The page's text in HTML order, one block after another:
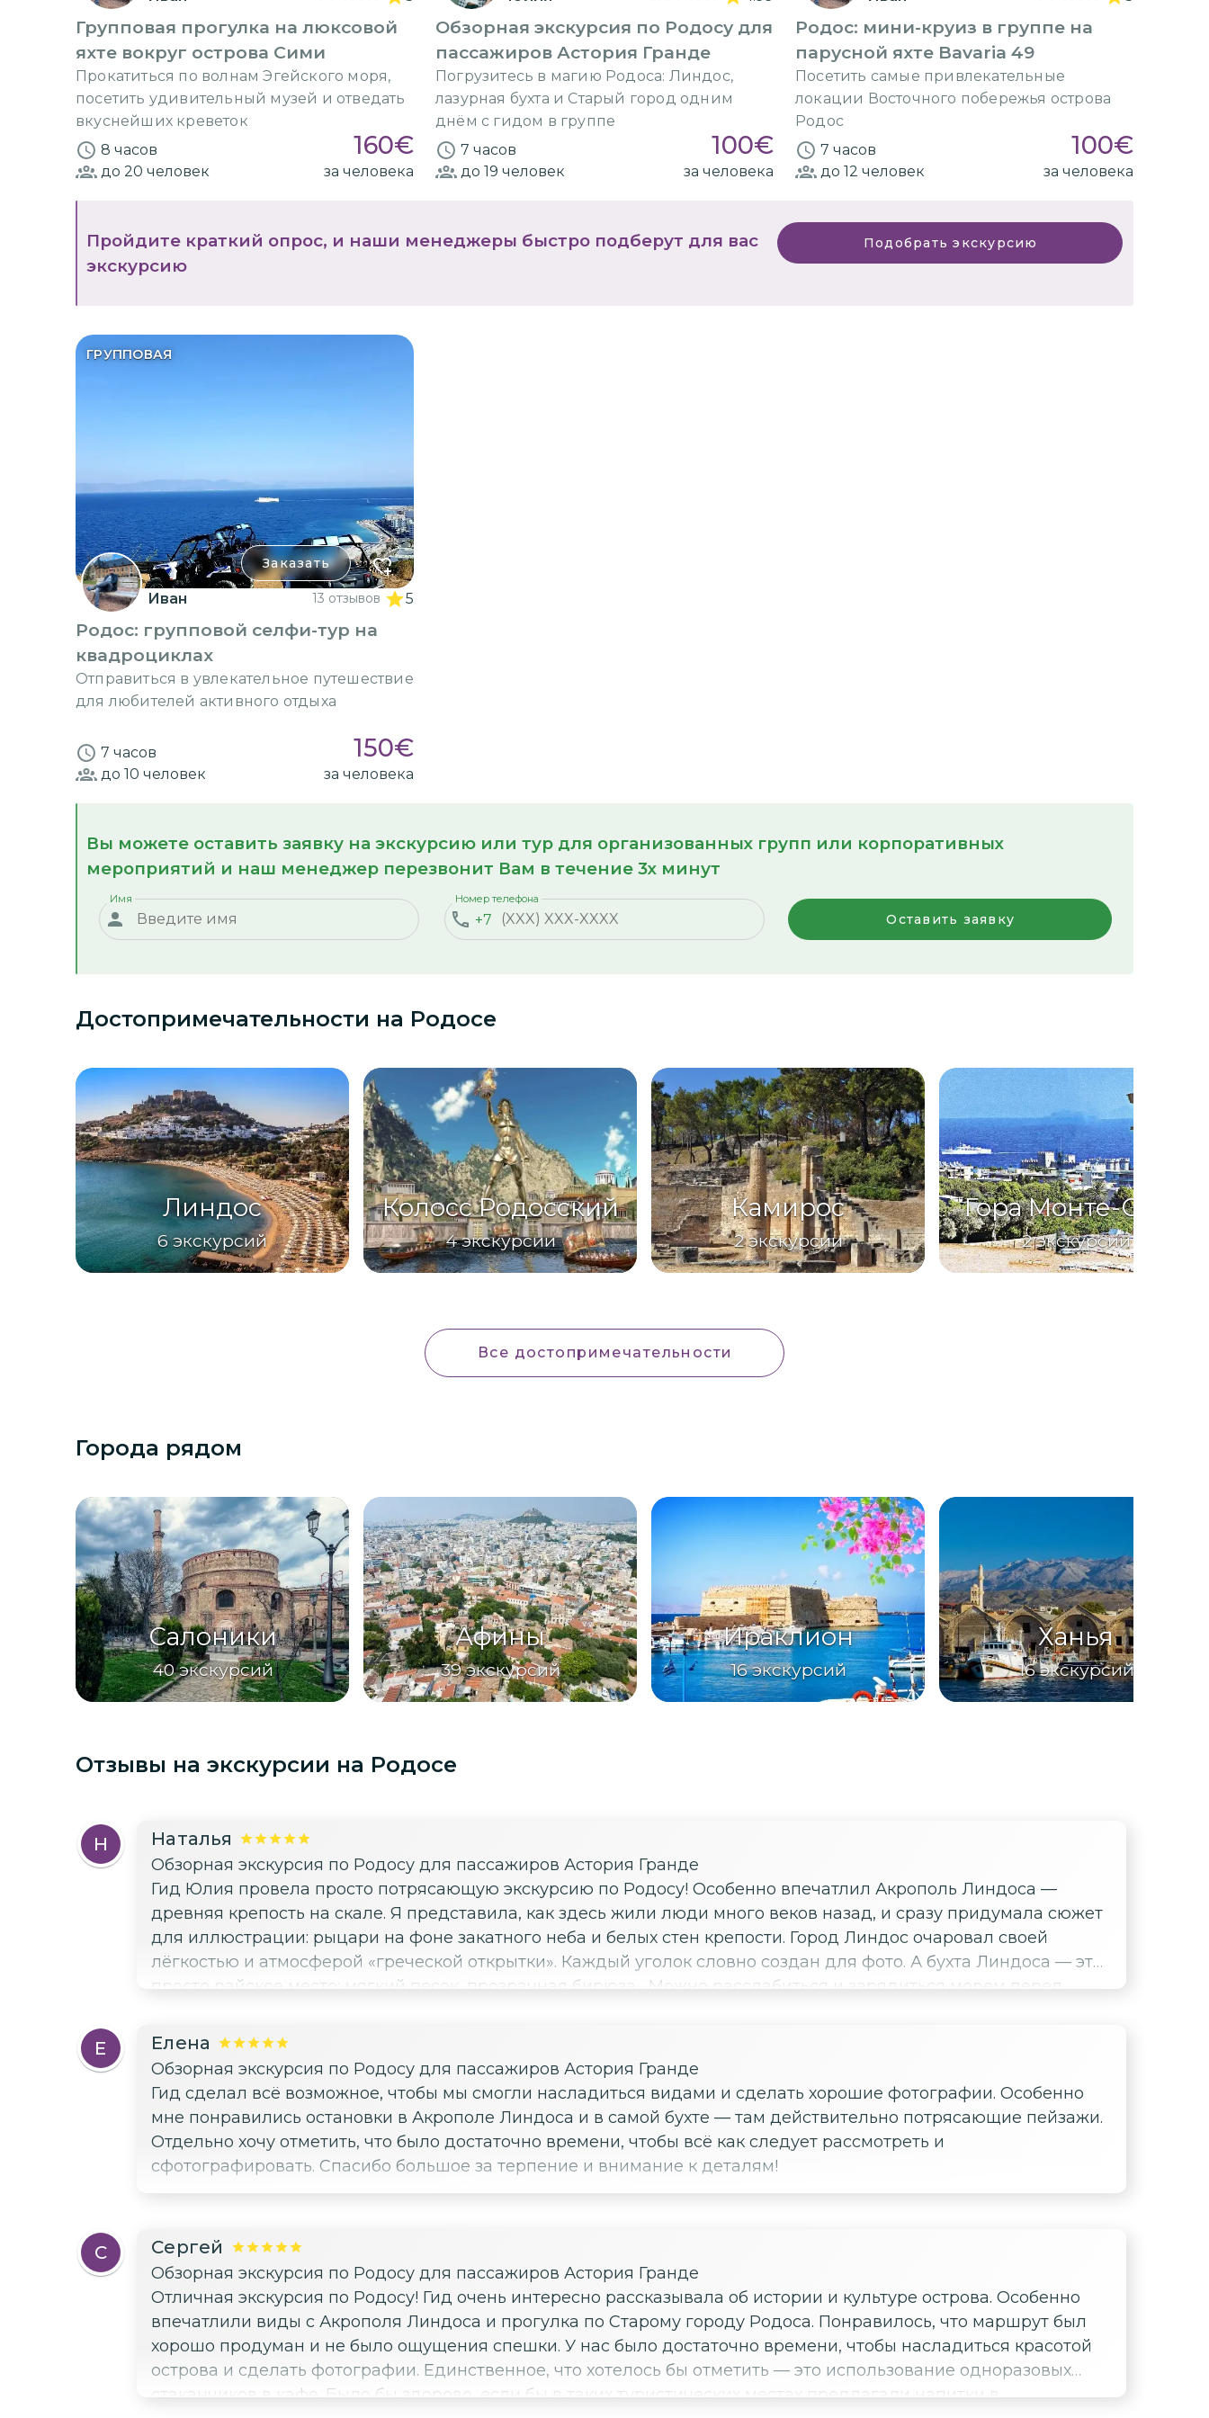
Групповая прогулка на люксовой
яхте вокруг острова Сими
Прокатиться по волнам Эгейского моря,
посетить удивительный музей и отведать
вкуснейших креветок
8 часов
160€
до 20 человек за человека
Обзорная экскурсия по Родосу для
пассажиров Астория Гранде
Погрузитесь в магию Родоса: Линдос,
лазурная бухта и Старый город одним
днём с гидом в группе
7 часов
100€
до 19 человек за человека
Родос: мини-круиз в группе на
парусной яхте Bavaria 49
Посетить самые привлекательные
локации Восточного побережья острова
Родос
7 часов
100€
до 12 человек за человека
Пройдите краткий опрос, и наши менеджеры быстро подберут для вас
экскурсию
Подобрать экскурсию
ГРУППОВАЯ
Заказать
Иван 13 отзывов 5
Родос: групповой селфи-тур на
квадроциклах
Отправиться в увлекательное путешествие
для любителей активного отдыха
7 часов 150€
до 10 человек за человека
Вы можете оставить заявку на экскурсию или тур для организованных групп или корпоративных
мероприятий и наш менеджер перезвонит Вам в течение 3х минут
Имя
+7
Номер телефона
Оставить заявку
Достопримечательности на Родосе
Линдос
6 экскурсий
Колосс Родосский
4 экскурсии
Камирос
2 экскурсии
Гора Монте-Смит
2 экскурсии
Все достопримечательности
Города рядом
Салоники
40 экскурсий
Афины
39 экскурсий
Ираклион
16 экскурсий
Ханья
16 экскурсий
Отзывы на экскурсии на Родосе
Н Наталья
Обзорная экскурсия по Родосу для пассажиров Астория Гранде
Гид Юлия провела просто потрясающую экскурсию по Родосу! Особенно впечатлил Акрополь Линдоса —
древняя крепость на скале. Я представила, как здесь жили люди много веков назад, и сразу придумала сюжет
для иллюстрации: рыцари на фоне закатного неба и белых стен крепости. Город Линдос очаровал своей
лёгкостью и атмосферой «греческой открытки». Каждый уголок словно создан для фото. А бухта Линдоса — это
просто райское место: мягкий песок, прозрачная бирюза... Можно расслабиться и зарядиться морем перед
Каменные стены, узкие проходы, тихие дворики — всё это создаёт ощущение, что время здесь идёт по своим
правилам. Гид провела нас по самым атмосферным местам и помогла увидеть не просто красивые улочки, а
живую историю острова. Спасибо за такую насыщенную и атмосферную экскурсию!
Е Елена
Обзорная экскурсия по Родосу для пассажиров Астория Гранде
Гид сделал всё возможное, чтобы мы смогли насладиться видами и сделать хорошие фотографии. Особенно
мне понравились остановки в Акрополе Линдоса и в самой бухте — там действительно потрясающие пейзажи.
Отдельно хочу отметить, что было достаточно времени, чтобы всё как следует рассмотреть и
сфотографировать. Спасибо большое за терпение и внимание к деталям!
С Сергей
Обзорная экскурсия по Родосу для пассажиров Астория Гранде
Отличная экскурсия по Родосу! Гид очень интересно рассказывала об истории и культуре острова. Особенно
впечатлили виды с Акрополя Линдоса и прогулка по Старому городу Родоса. Понравилось, что маршрут был
хорошо продуман и не было ощущения спешки. У нас было достаточно времени, чтобы насладиться красотой
острова и сделать фотографии. Единственное, что хотелось бы отметить — это использование одноразовых
стаканчиков в кафе. Было бы здорово, если бы в таких туристических местах предлагали напитки в